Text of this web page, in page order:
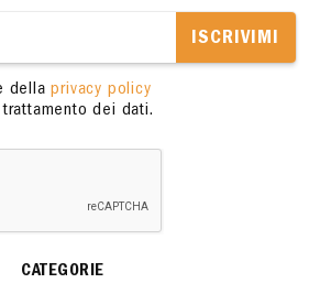
ISCRIVIMI
dellaprivacy policy
dei dati.
CATEGORIE